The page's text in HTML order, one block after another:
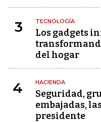
3 TECNOLOGÍA
Los gadgets
del hogar
4 HACIENDA
Seguridad,
embajadas,
presidente